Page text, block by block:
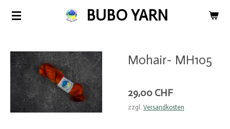
Zum
BUBO YARN
Mohair- MH105
29,00 CHF
zzgl. Versandkosten